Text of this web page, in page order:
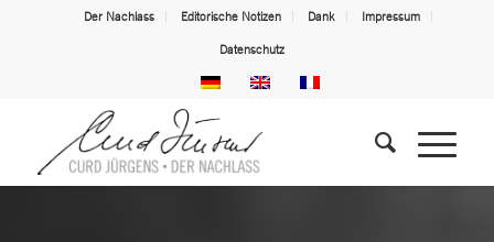
Der Nachlass Editorische Notizen Dank Impressum
Datenschutz